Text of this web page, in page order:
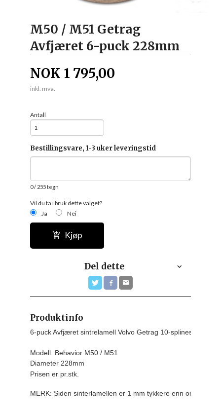
M50 / M51 Getrag
Avfjæret 6-puck 228mm
NOK 1 795,00
inkl. mva.
Antall
Bestillingsvare, 1-3 uker leveringstid
0/ 255 tegn
Vil du ta i bruk dette valget?
Ja
Nei
Kjøp
Del dette
Produktinfo
6-puck Avfjæret sintrelamell Volvo Getrag 10-splines
Modell: Behavior M50 / M51
Diameter 228mm
Prisen er pr.stk.
MERK: Siden sinterlamellen er 1 mm tykkere enn